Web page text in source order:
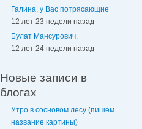
Галина, у Вас потрясающие
12 лет 23 недели назад
Булат Мансурович,
12 лет 24 недели назад
Новые записи в
блогах
Утро в сосновом лесу (пишем
название картины)